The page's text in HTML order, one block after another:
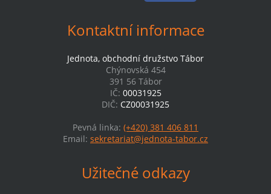
Kontaktní informace
Jednota, obchodní družstvo Tábor
Chýnovská 454
391 56 Tábor
IČ: 00031925
DIČ: CZ00031925
Pevná linka: (+420) 381 406 811
Email: sekretariat@jednota-tabor.cz
Užitečné odkazy